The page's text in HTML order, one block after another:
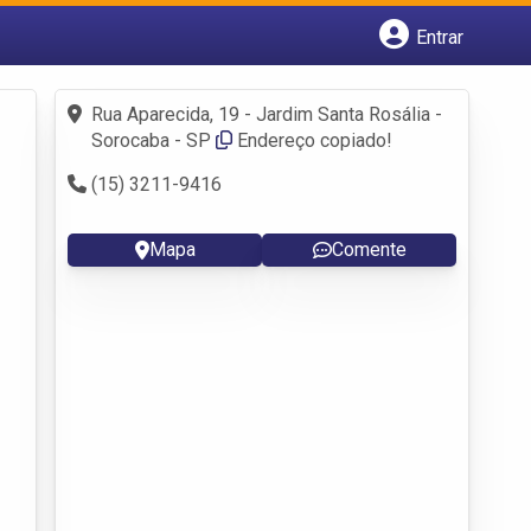
Entrar
Fazer login
Criar conta
Rua Aparecida, 19 - Jardim Santa Rosália -
Sorocaba - SP
Endereço copiado!
(15) 3211-9416
Mapa Comente